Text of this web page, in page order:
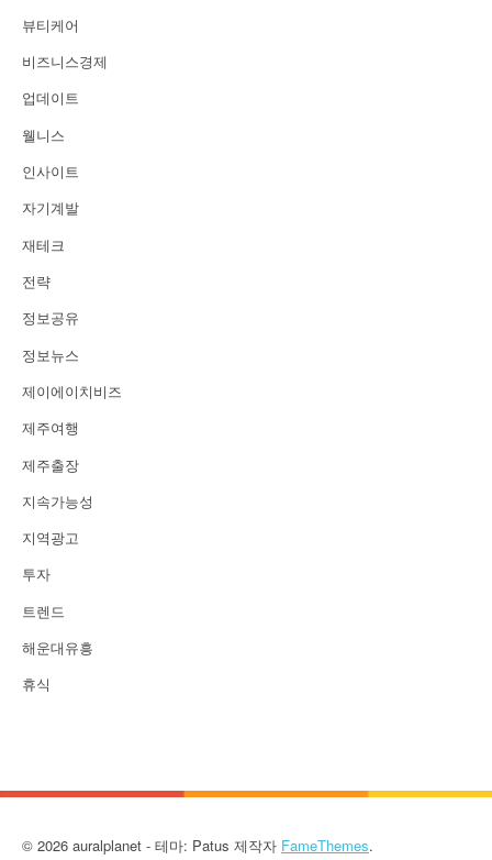
뷰티케어
비즈니스경제
업데이트
웰니스
인사이트
자기계발
재테크
전략
정보공유
정보뉴스
제이에이치비즈
제주여행
제주출장
지속가능성
지역광고
투자
트렌드
해운대유흥
휴식
© 2026 auralplanet - 테마: Patus 제작자 FameThemes.